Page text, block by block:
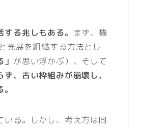
る兆しもある。 まず、機
発展を組織する方法とし
が思い浮かぶ）、そして
、古い枠組みが崩壊し、
る。しかし、考え方は同